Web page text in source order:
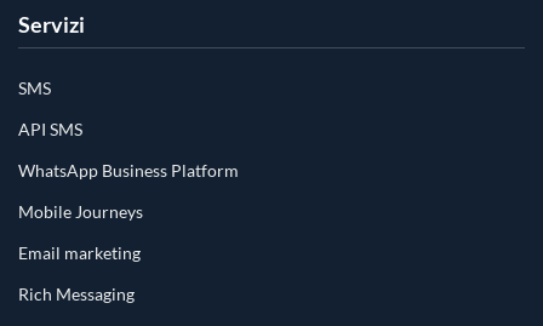
Servizi
SMS
API SMS
WhatsApp Business Platform
Mobile Journeys
Email marketing
Rich Messaging